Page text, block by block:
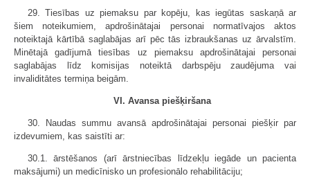
29. Tiesības uz piemaksu par kopēju, kas iegūtas saskaņā ar
šiem noteikumiem, apdrošinātajai personai normatīvajos aktos
noteiktajā kārtībā saglabājas arī pēc tās izbraukšanas uz ārvalstīm.
Minētajā gadījumā tiesības uz piemaksu apdrošinātajai personai
saglabājas līdz komisijas noteiktā darbspēju zaudējuma vai
invaliditātes termiņa beigām.
VI. Avansa piešķiršana
30. Naudas summu avansā apdrošinātajai personai piešķir par
izdevumiem, kas saistīti ar:
30.1. ārstēšanos (arī ārstniecības līdzekļu iegāde un pacienta
maksājumi) un medicīnisko un profesionālo rehabilitāciju;